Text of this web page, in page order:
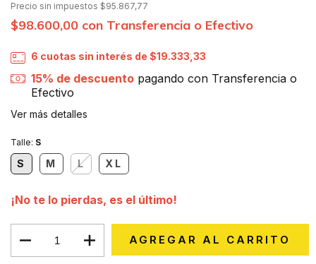
Precio sin impuestos $95.867,77
$98.600,00 con Transferencia o Efectivo
6 cuotas sin interés de$19.333,33
15% de descuento pagando con Transferencia o
Efectivo
Ver más detalles
Talle: S
S M L XL
¡No te lo pierdas, es el último!